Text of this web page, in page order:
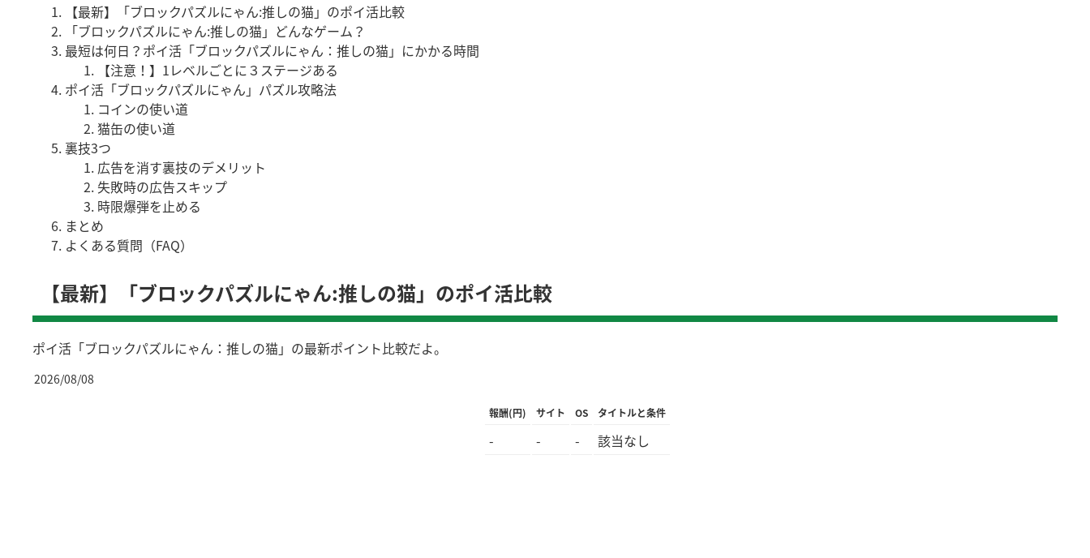
【最新】「ブロックパズルにゃん:推しの猫」のポイ活比較
「ブロックパズルにゃん:推しの猫」どんなゲーム？
最短は何日？ポイ活「ブロックパズルにゃん：推しの猫」にかかる時間
【注意！】1レベルごとに３ステージある
ポイ活「ブロックパズルにゃん」パズル攻略法
コインの使い道
猫缶の使い道
裏技3つ
広告を消す裏技のデメリット
失敗時の広告スキップ
時限爆弾を止める
まとめ
よくある質問（FAQ）
【最新】「ブロックパズルにゃん:推しの猫」のポイ活比較
ポイ活「ブロックパズルにゃん：推しの猫」の最新ポイント比較だよ。
2026/08/08
報酬(円) サイト OS タイトルと条件
- - - 該当なし